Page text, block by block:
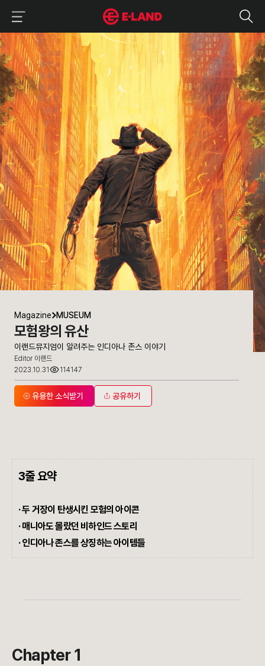
이랜드뮤지엄이 알려주는 인디아나 존스 이야기
매거진 상세보기
Magazine MUSEUM
모험왕의 유산
이랜드뮤지엄이 알려주는 인디아나 존스 이야기
Editor 이랜드
2023.10.31
114147
유용한 소식받기 공유하기
3줄 요약
·두 거장이 탄생시킨 모험의 아이콘
· 매니아도 몰랐던 비하인드 스토리
· 인디아나 존스를 상징하는 아이템들
Chapter 1